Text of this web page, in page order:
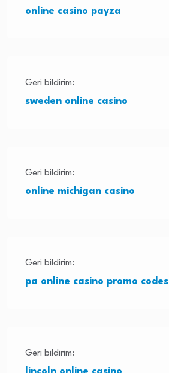
online casino payza
Geri bildirim:
sweden online casino
Geri bildirim:
online michigan casino
Geri bildirim:
pa online casino promo codes
Geri bildirim: